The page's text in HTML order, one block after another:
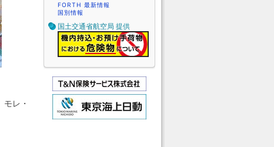
レ・
FORTH 最新情報
国別情報
国土交通省航空局 提供